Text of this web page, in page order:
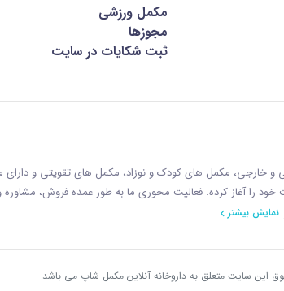
مکمل ورزشی
مجوزها
ثبت شکایات در سایت
و خارجی، مکمل های کودک و نوزاد، مکمل های تقویتی و
نوين در فروش، فعاليت خود را آغاز کرده. فعاليت محوری ما به طور عمده فروش،
نمایش بیشتر
این سایت متعلق به داروخانه آنلاین مکمل شاپ می باشد